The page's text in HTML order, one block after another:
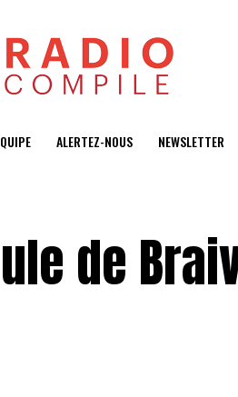
ALERTEZ-NOUS NEWSLETTER
de